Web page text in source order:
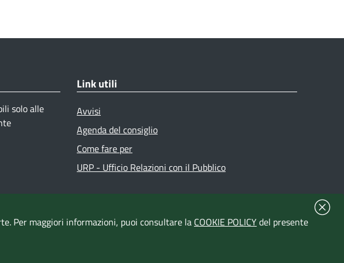
solo alle
Link utili
Avvisi
Agenda del consiglio
Come fare per
URP - Ufficio Relazioni con il Pubblico
Per maggiori informazioni, puoi consultare la COOKIE POLICYdel presente